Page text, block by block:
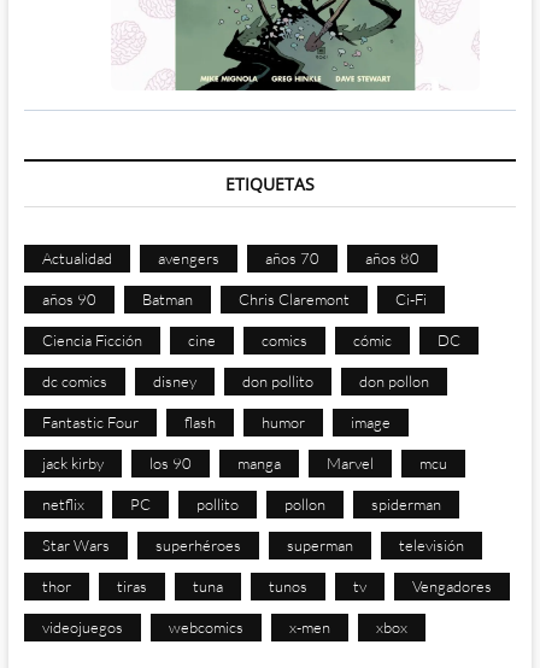
ETIQUETAS
Actualidad avengers años 70 años 80
años 90 Batman Chris Claremont Ci-Fi
Ciencia Ficción cine comics cómic DC
dc comics disney don pollito don pollon
Fantastic Four flash humor image
jack kirby los 90 manga Marvel mcu
netflix PC pollito pollon spiderman
Star Wars superhéroes superman televisión
thor tiras tuna tunos tv Vengadores
videojuegos webcomics x-men xbox